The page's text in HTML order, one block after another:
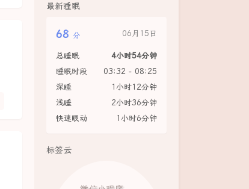
最新睡眠
68 分 06月15日
总睡眠
4小时54分钟
睡眠时段
03:32 - 08:25
深睡
1小时12分钟
浅睡
2小时36分钟
快速眼动
1小时6分钟
标签云